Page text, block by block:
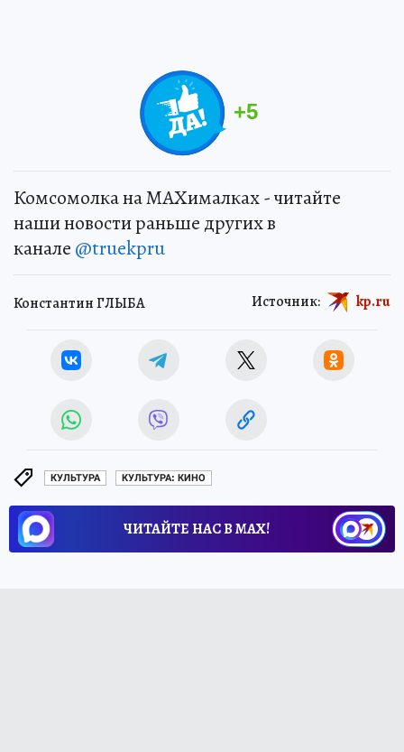
+5
Комсомолка на MAXималках - читайте
наши новости раньше других в
канале @truekpru
Константин ГЛЫБА Источник: kp.ru
КУЛЬТУРА КУЛЬТУРА: КИНО
ЧИТАЙТЕ НАС В МАХ!